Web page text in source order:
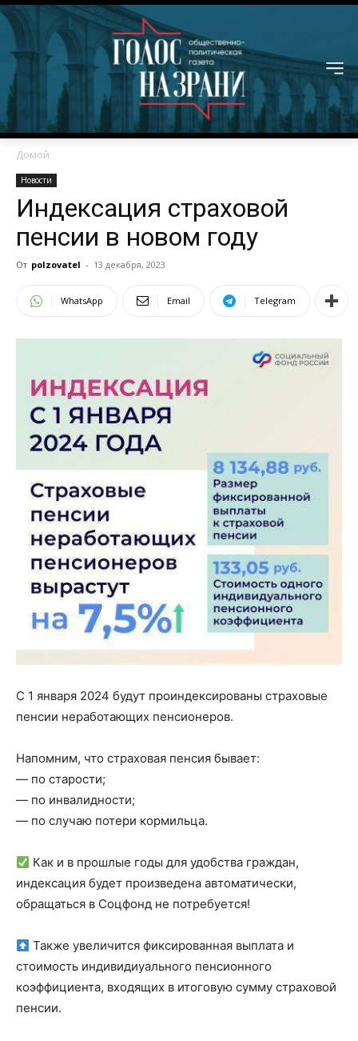
Домой
Новости
Индексация страховой
пенсии в новом году
От polzovatel - 13 декабря, 2023
WhatsApp Email Telegram
С 1 января 2024 будут проиндексированы страховые
пенсии неработающих пенсионеров.
Напомним, что страховая пенсия бывает:
— по старости;
— по инвалидности;
— по случаю потери кормильца.
Как и в прошлые годы для удобства граждан,
индексация будет произведена автоматически,
обращаться в Соцфонд не потребуется!
Также увеличится фиксированная выплата и
стоимость индивидиуального пенсионного
коэффициента, входящих в итоговую сумму страховой
пенсии.